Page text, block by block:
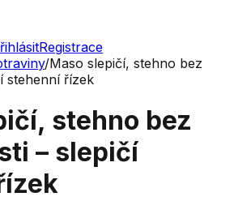
Registrace
/Maso slepičí, stehno bez
stehenní řízek
stehno bez
– slepičí